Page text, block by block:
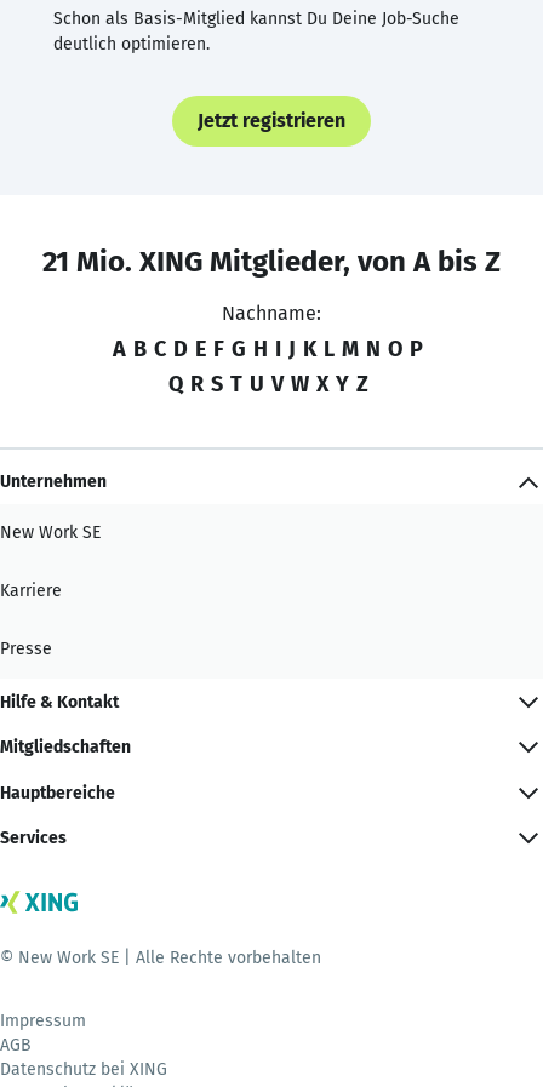
Schon als Basis-Mitglied kannst Du Deine Job-Suche
deutlich optimieren.
Jetzt registrieren
21 Mio. XING Mitglieder, von A bis Z
Nachname:
A B C D E F G H I J K L M N O P
Q R S T U V W X Y Z
Unternehmen
New Work SE
Karriere
Presse
Hilfe & Kontakt
Mitgliedschaften
Hauptbereiche
Services
© New Work SE | Alle Rechte vorbehalten
Impressum
AGB
Datenschutz bei XING